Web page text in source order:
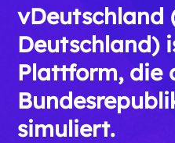
vDeutschland
Deutschland)
Plattform, die
simuliert.